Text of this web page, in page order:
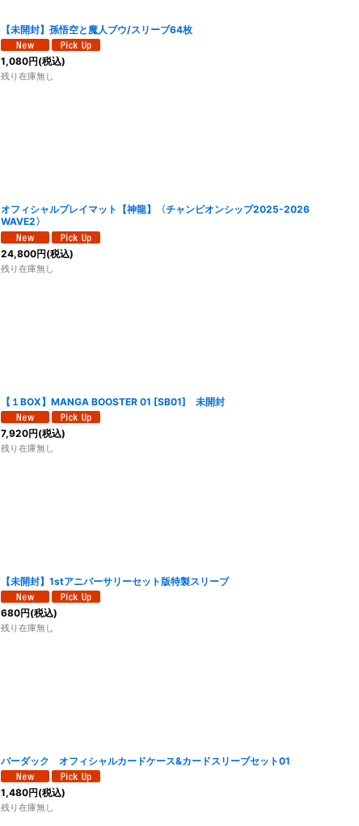
【未開封】孫悟空と魔人ブウ/スリーブ64枚
1,080円(税込)
残り在庫無し
オフィシャルプレイマット【神龍】〈チャンピオンシップ2025-2026
WAVE2〉
24,800円(税込)
残り在庫無し
【１BOX】MANGA BOOSTER 01 [SB01] 未開封
7,920円(税込)
残り在庫無し
【未開封】1stアニバーサリーセット版特製スリーブ
680円(税込)
残り在庫無し
バーダック オフィシャルカードケース&カードスリーブセット01
1,480円(税込)
残り在庫無し